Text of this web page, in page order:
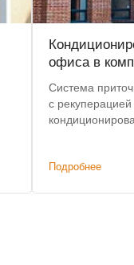
офиса в
Система
с
Подробнее